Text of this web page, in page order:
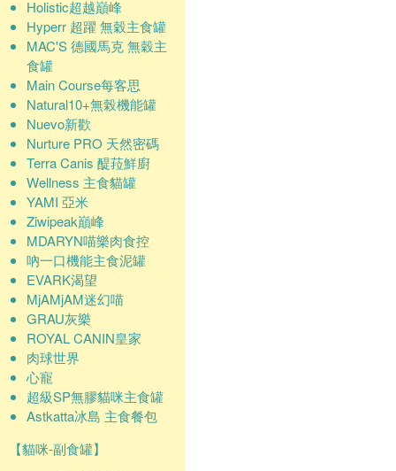
Holistic超越巔峰
Hyperr 超躍 無穀主食罐
MAC'S 德國馬克 無穀主
食罐
Main Course每客思
Natural10+無榖機能罐
Nuevo新歡
Nurture PRO 天然密碼
Terra Canis 醍菈鮮廚
Wellness 主食貓罐
YAMI 亞米
Ziwipeak巔峰
MDARYN喵樂肉食控
吶一口機能主食泥罐
EVARK渴望
MjAMjAM迷幻喵
GRAU灰樂
ROYAL CANIN皇家
肉球世界
心寵
超級SP無膠貓咪主食罐
Astkatta冰島 主食餐包
【貓咪-副食罐】